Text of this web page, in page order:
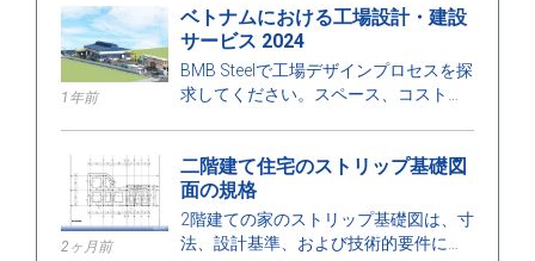
1年前
ベトナムにおける工場設計・建設
サービス 2024
BMB Steelで工場デザインプロセスを探
求してください。スペース、コストに
の建設を保証します。
2ヶ月前
二階建て住宅のストリップ基礎図
面の規格
2階建ての家のストリップ基礎図は、寸
法、設計基準、および技術的要件に関